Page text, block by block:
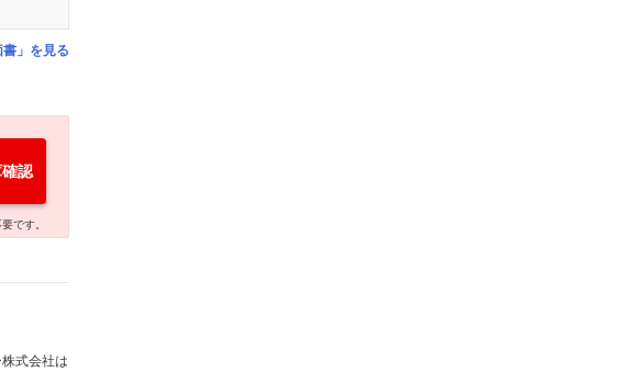
」を見る
認
です。
式会社は